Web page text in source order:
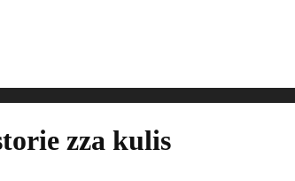
zza kulis